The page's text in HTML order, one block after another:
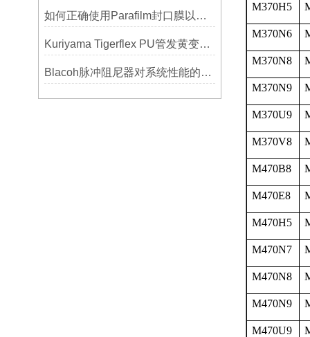
如何正确使用Parafilm封口膜以确保实验结果的准确性？
Kuriyama Tigerflex PU管发黄变硬怎么办？
Blacoh脉冲阻尼器对系统性能的影响分析
M370H5
M370N6
M370N8
M370N9
M370U9
M370V8
M470B8
M470E8
M470H5
M470N7
M470N8
M470N9
M470U9